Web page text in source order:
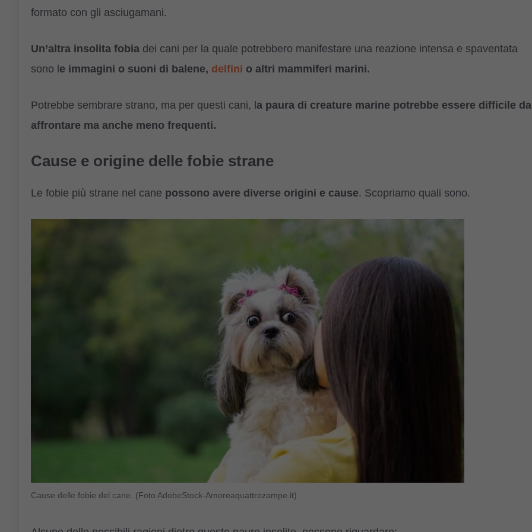
formato con gli asciugamani.
Un’altra insolita fobia dei cani per la quale potrebbero manifestare una reazione intensa e spaventata
sono le immagini o suoni di balene, delfini o altri mammiferi marini.
Potrebbe sembrare strano, ma per questi cani, la paura di creature marine potrebbe essere difficile da
affrontare ma anche meno frequenti.
Cause e origine delle fobie strane
Le fobie più strane nel cane possono avere diverse origini e cause. Scopriamo quali sono.
Cause delle fobie del cane. (Foto AdobeStock-Amoreaquattrozampe.it)